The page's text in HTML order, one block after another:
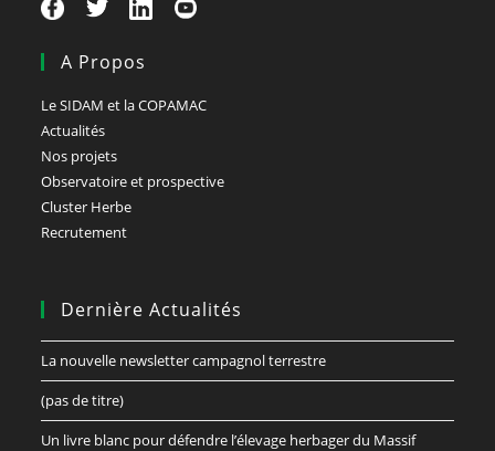
A Propos
Le SIDAM et la COPAMAC
Actualités
Nos projets
Observatoire et prospective
Cluster Herbe
Recrutement
Dernière Actualités
La nouvelle newsletter campagnol terrestre
(pas de titre)
Un livre blanc pour défendre l’élevage herbager du Massif